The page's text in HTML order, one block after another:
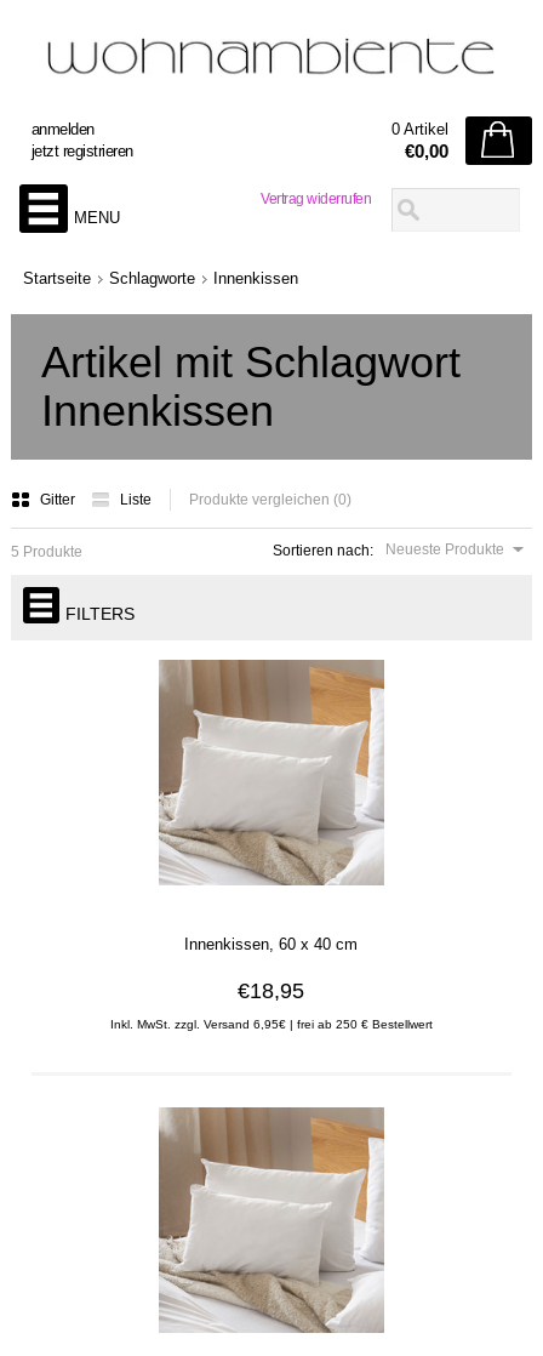
Vertrag widerrufen
anmelden
jetzt registrieren
0 Artikel
€0,00
MENU
Startseite Schlagworte Innenkissen
Artikel mit Schlagwort
Innenkissen
Gitter Liste Produkte vergleichen (0)
Sortieren nach: Neueste Produkte
5 Produkte
FILTERS
Innenkissen, 60 x 40 cm
€18,95
Inkl. MwSt. zzgl. Versand 6,95€ | frei ab 250 € Bestellwert